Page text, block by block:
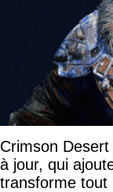
Crimson
à jour, qui
transforme tout